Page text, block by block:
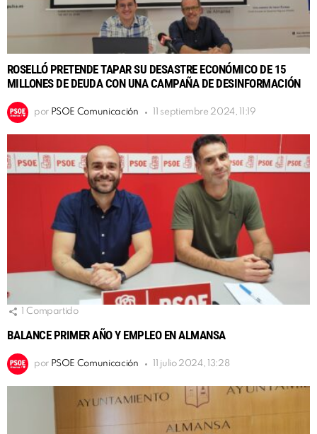
ROSELLÓ PRETENDE TAPAR SU DESASTRE ECONÓMICO DE 15
MILLONES DE DEUDA CON UNA CAMPAÑA DE DESINFORMACIÓN
por PSOE Comunicación 11 septiembre 2024, 11:19
Compartido
BALANCE PRIMER AÑO Y EMPLEO EN ALMANSA
por PSOE Comunicación 11 julio 2024, 13:28